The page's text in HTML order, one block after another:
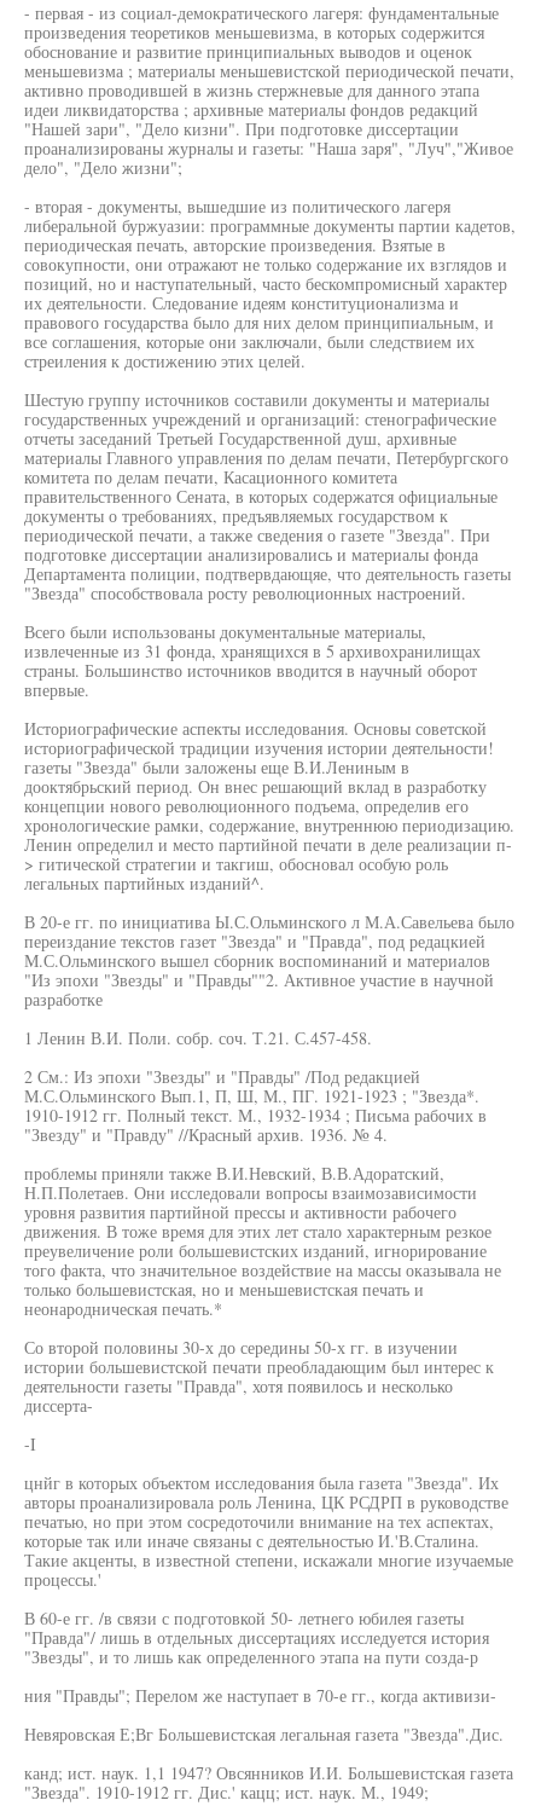
- первая - из социал-демократического лагеря: фундаментальные
произведения теоретиков меньшевизма, в которых содержится
обоснование и развитие принципиальных выводов и оценок
меньшевизма ; материалы меньшевистской периодической печати,
активно проводившей в жизнь стержневые для данного этапа
идеи ликвидаторства ; архивные материалы фондов редакций
"Нашей зари", "Дело кизни". При подготовке диссертации
проанализированы журналы и газеты: "Наша заря", "Луч","Живое
дело", "Дело жизни";
- вторая - документы, вышедшие из политического лагеря
либеральной буржуазии: программные документы партии кадетов,
периодическая печать, авторские произведения. Взятые в
совокупности, они отражают не только содержание их взглядов и
позиций, но и наступательный, часто бескомпромисный характер
их деятельности. Следование идеям конституционализма и
правового государства было для них делом принципиальным, и
все соглашения, которые они заключали, были следствием их
стреиления к достижению этих целей.
Шестую группу источников составили документы и материалы
государственных учреждений и организаций: стенографические
отчеты заседаний Третьей Государственной душ, архивные
материалы Главного управления по делам печати, Петербургского
комитета по делам печати, Касационного комитета
правительственного Сената, в которых содержатся официальные
документы о требованиях, предъявляемых государством к
периодической печати, а также сведения о газете "Звезда". При
подготовке диссертации анализировались и материалы фонда
Департамента полиции, подтвервдающяе, что деятельность газеты
"Звезда" способствовала росту революционных настроений.
Всего были использованы документальные материалы,
извлеченные из 31 фонда, хранящихся в 5 архивохранилищах
страны. Большинство источников вводится в научный оборот
впервые.
Историографические аспекты исследования. Основы советской
историографической традиции изучения истории деятельности!
газеты "Звезда" были заложены еще В.И.Лениным в
дооктябрьский период. Он внес решающий вклад в разработку
концепции нового революционного подъема, определив его
хронологические рамки, содержание, внутреннюю периодизацию.
Ленин определил и место партийной печати в деле реализации п-
> гитической стратегии и такгиш, обосновал особую роль
легальных партийных изданий^.
В 20-е гг. по инициатива Ы.С.Ольминского л М.А.Савельева было
переиздание текстов газет "Звезда" и "Правда", под редацкией
М.С.Ольминского вышел сборник воспоминаний и материалов
"Из эпохи "Звезды" и "Правды""2. Активное участие в научной
разработке
1 Ленин В.И. Поли. собр. соч. Т.21. С.457-458.
2 См.: Из эпохи "Звезды" и "Правды" /Под редакцией
М.С.Ольминского Вып.1, П, Ш, М., ПГ. 1921-1923 ; "Звезда*.
1910-1912 гг. Полный текст. М., 1932-1934 ; Письма рабочих в
"Звезду" и "Правду" //Красный архив. 1936. № 4.
проблемы приняли также В.И.Невский, В.В.Адоратский,
Н.П.Полетаев. Они исследовали вопросы взаимозависимости
уровня развития партийной прессы и активности рабочего
движения. В тоже время для этих лет стало характерным резкое
преувеличение роли большевистских изданий, игнорирование
того факта, что значительное воздействие на массы оказывала не
только большевистская, но и меньшевистская печать и
неонародническая печать.*
Со второй половины 30-х до середины 50-х гг. в изучении
истории большевистской печати преобладающим был интерес к
деятельности газеты "Правда", хотя появилось и несколько
диссерта-
-I
цнйг в которых объектом исследования была газета "Звезда". Их
авторы проанализировала роль Ленина, ЦК РСДРП в руководстве
печатью, но при этом сосредоточили внимание на тех аспектах,
которые так или иначе связаны с деятельностью И.'В.Сталина.
Такие акценты, в известной степени, искажали многие изучаемые
процессы.'
В 60-е гг. /в связи с подготовкой 50- летнего юбилея газеты
"Правда"/ лишь в отдельных диссертациях исследуется история
"Звезды", и то лишь как определенного этапа на пути созда-р
ния "Правды"; Перелом же наступает в 70-е гг., когда активизи-
Невяровская Е;Вг Большевистская легальная газета "Звезда".Дис.
канд; ист. наук. 1,1 1947? Овсянников И.И. Большевистская газета
"Звезда". 1910-1912 гг. Дис.' кацц; ист. наук. М., 1949;